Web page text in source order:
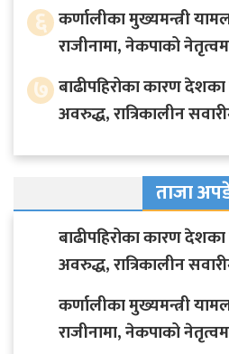
६ कर्णालीका मुख्यमन्त्री
राजीनामा, नेकपाको
७ बाढीपहिरोका कारण
अवरुद्ध, रात्रिकालीन
ताजा
बाढीपहिरोका कारण
अवरुद्ध, रात्रिकालीन
कर्णालीका मुख्यमन्त्री
राजीनामा, नेकपाको